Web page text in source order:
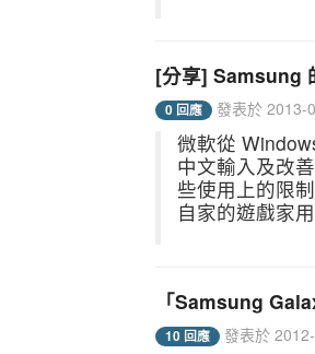
[分享] Samsung
0 回應 發表於 2013-
微軟從
中文輸入及改
些使用上的限
自家的遊戲家
「Samsung
10 回應 發表於